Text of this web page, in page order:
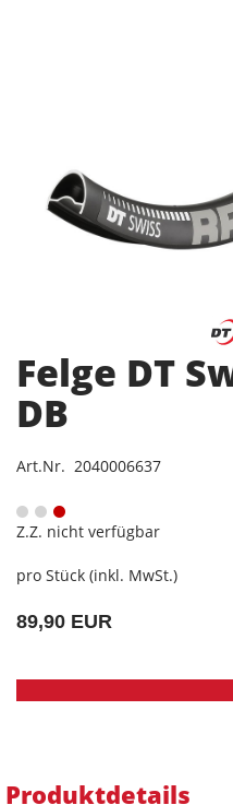
Felge DT
DB
Art.Nr. 2040006637
Z.Z. nicht verfügbar
pro Stück (inkl. MwSt.)
89,90 EUR
Produktdetails